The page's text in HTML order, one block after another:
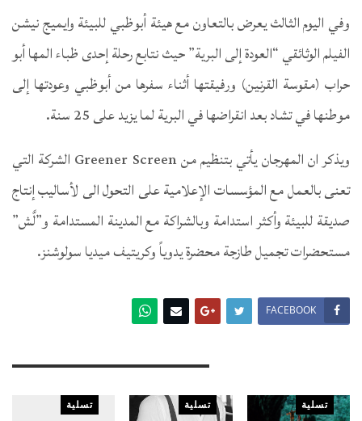
وفي اليوم الثالث يعرض بالتعاون مع هيئة أبوظبي للبيئة وايميج نيشن
الفيلم الوثائقي “العودة إلى البرية” حيث نتابع رحلة إحدى ظباء المها أبو
حراب (مقوسة القرنين) ورفيقتها أثناء سفرها من أبوظبي وعودتها إلى
موطنها في تشاد بعد انقراضها في البرية لما يزيد على 25 سنة.
ويذكر ان المهرجان يأتي بتنظيم من Greener Screen الشركة التي
تعنى بالعمل مع المؤسسات الإعلامية على التحول الى لأساليب إنتاج
صديقة للبيئة وأكثر استدامة وبالشراكة مع المدينة المستدامة و”لَّش”
مستحضرات تجميل طازجة محضرة يدوياً وكريتيف ميديا سولوشنز.
FACEBOOK
تسلية تسلية تسلية